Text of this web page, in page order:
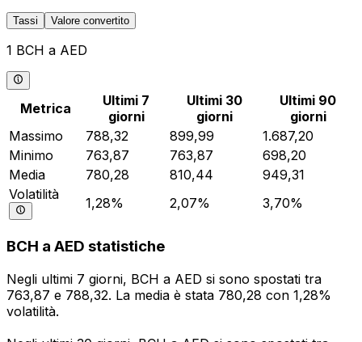
Tassi Valore convertito
1 BCH a AED
Metrica
Ultimi 7
giorni
Ultimi 30
giorni
Ultimi 90
giorni
Massimo
788,32 899,99
1.687,20
Minimo
763,87 763,87
698,20
Media
780,28 810,44
949,31
Volatilità
1,28% 2,07% 3,70%
BCH a AED statistiche
Negli ultimi 7 giorni, BCH a AED si sono spostati tra
763,87 e 788,32. La media è stata 780,28 con 1,28%
volatilità.